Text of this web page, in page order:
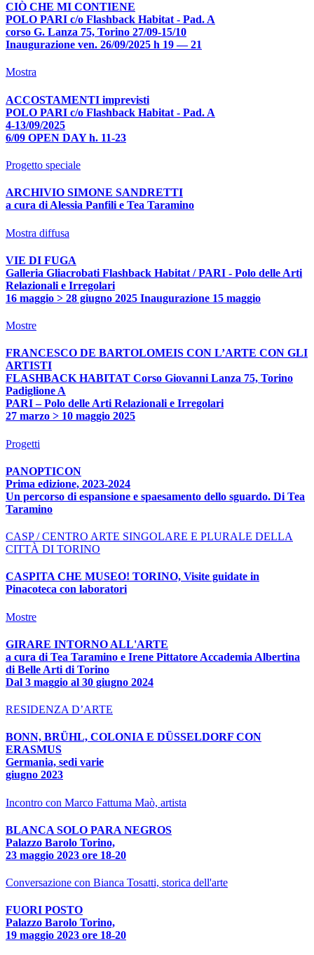
CIÒ CHE MI CONTIENE
POLO PARI c/o Flashback Habitat - Pad. A
corso G. Lanza 75, Torino 27/09-15/10
Inaugurazione ven. 26/09/2025 h 19 — 21
Mostra
ACCOSTAMENTI imprevisti
POLO PARI c/o Flashback Habitat - Pad. A
4-13/09/2025
6/09 OPEN DAY h. 11-23
Progetto speciale
ARCHIVIO SIMONE SANDRETTI
a cura di Alessia Panfili e Tea Taramino
Mostra diffusa
VIE DI FUGA
Galleria Gliacrobati Flashback Habitat / PARI - Polo delle Arti
Relazionali e Irregolari
16 maggio > 28 giugno 2025 Inaugurazione 15 maggio
Mostre
FRANCESCO DE BARTOLOMEIS CON L’ARTE CON GLI
ARTISTI
FLASHBACK HABITAT Corso Giovanni Lanza 75, Torino
Padiglione A
PARI – Polo delle Arti Relazionali e Irregolari
27 marzo > 10 maggio 2025
Progetti
PANOPTICON
Prima edizione, 2023-2024
Un percorso di espansione e spaesamento dello sguardo. Di Tea
Taramino
CASP / CENTRO ARTE SINGOLARE E PLURALE DELLA
CITTÀ DI TORINO
CASPITA CHE MUSEO! TORINO, Visite guidate in
Pinacoteca con laboratori
Mostre
GIRARE INTORNO ALL'ARTE
a cura di Tea Taramino e Irene Pittatore Accademia Albertina
di Belle Arti di Torino
Dal 3 maggio al 30 giugno 2024
RESIDENZA D’ARTE
BONN, BRÜHL, COLONIA E DÜSSELDORF CON
ERASMUS
Germania, sedi varie
giugno 2023
Incontro con Marco Fattuma Maò, artista
BLANCA SOLO PARA NEGROS
Palazzo Barolo Torino,
23 maggio 2023 ore 18-20
Conversazione con Bianca Tosatti, storica dell'arte
FUORI POSTO
Palazzo Barolo Torino,
19 maggio 2023 ore 18-20